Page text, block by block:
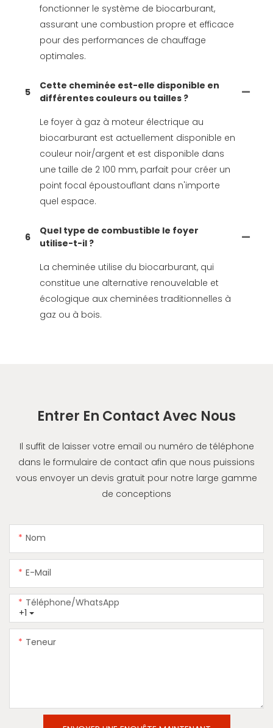
fonctionner le système de biocarburant,
assurant une combustion propre et efficace
pour des performances de chauffage
optimales.
5
Cette cheminée est-elle disponible en
différentes couleurs ou tailles ?
Le foyer à gaz à moteur électrique au
biocarburant est actuellement disponible en
couleur noir/argent et est disponible dans
une taille de 2 100 mm, parfait pour créer un
point focal époustouflant dans n'importe
quel espace.
6
Quel type de combustible le foyer
utilise-t-il ?
La cheminée utilise du biocarburant, qui
constitue une alternative renouvelable et
écologique aux cheminées traditionnelles à
gaz ou à bois.
Entrer En Contact Avec Nous
Il suffit de laisser votre email ou numéro de téléphone
dans le formulaire de contact afin que nous puissions
vous envoyer un devis gratuit pour notre large gamme
de conceptions
Nom
E-Mail
+1
Téléphone/WhatsApp
Teneur